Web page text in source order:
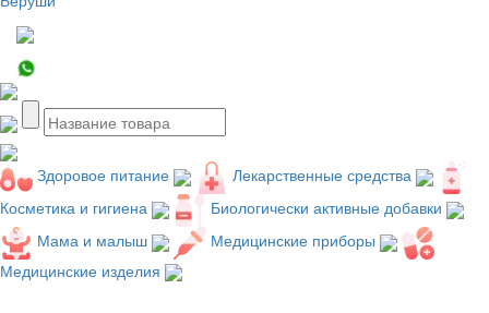
Здоровое питание
Лекарственные средства
Косметика и гигиена
Биологически активные добавки
Мама и малыш
Медицинские приборы
Медицинские изделия